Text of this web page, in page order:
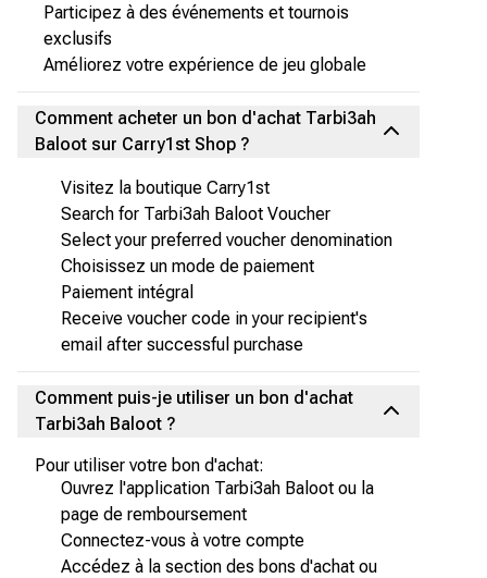
Participez à des événements et tournois
exclusifs
Améliorez votre expérience de jeu globale
Comment acheter un bon d'achat Tarbi3ah
Baloot sur Carry1st Shop ?
Visitez la boutique Carry1st
Search for Tarbi3ah Baloot Voucher
Select your preferred voucher denomination
Choisissez un mode de paiement
Paiement intégral
Receive voucher code in your recipient's
email after successful purchase
Comment puis-je utiliser un bon d'achat
Tarbi3ah Baloot ?
Pour utiliser votre bon d'achat:
Ouvrez l'application Tarbi3ah Baloot ou la
page de remboursement
Connectez-vous à votre compte
Accédez à la section des bons d'achat ou